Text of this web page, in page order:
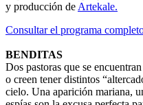
y producción de Artekale.
Consultar el programa
BENDITAS
Dos pastoras que se
o creen tener distintos
cielo. Una aparición mariana,